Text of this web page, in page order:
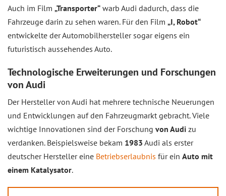
Auch im Film „Transporter“ warb Audi dadurch, dass die
Fahrzeuge darin zu sehen waren. Für den Film „I, Robot“
entwickelte der Automobilhersteller sogar eigens ein
futuristisch aussehendes Auto.
Technologische Erweiterungen und Forschungen
von Audi
Der Hersteller von Audi hat mehrere technische Neuerungen
und Entwicklungen auf den Fahrzeugmarkt gebracht. Viele
wichtige Innovationen sind der Forschung von Audi zu
verdanken. Beispielsweise bekam 1983 Audi als erster
deutscher Hersteller eine Betriebserlaubnis für ein Auto mit
einem Katalysator.